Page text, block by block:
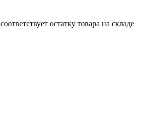
остатку товара на складе